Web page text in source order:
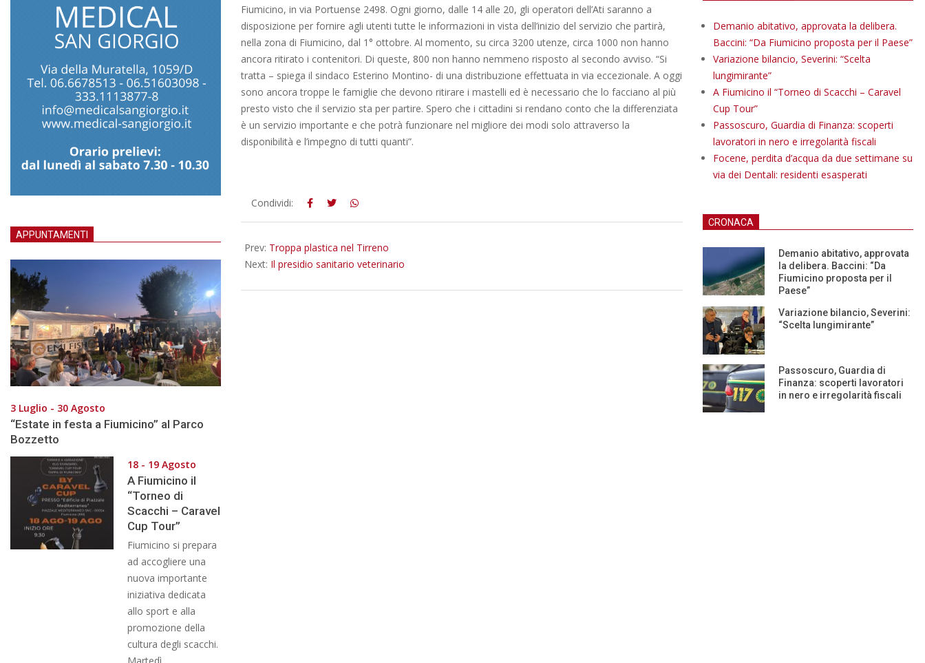
Fiumicino, in via Portuense 2498. Ogni giorno, dalle 14 alle 20, gli operatori dell’Ati saranno a
disposizione per fornire agli utenti tutte le informazioni in vista dell’inizio del servizio che partirà,
nella zona di Fiumicino, dal 1° ottobre. Al momento, su circa 3200 utenze, circa 1000 non hanno
ancora ritirato i contenitori. Di queste, 800 non hanno nemmeno risposto al secondo avviso. “Si
tratta – spiega il sindaco Esterino Montino- di una distribuzione effettuata in via eccezionale. A oggi
sono ancora troppe le famiglie che devono ritirare i mastelli ed è necessario che lo facciano al più
presto visto che il servizio sta per partire. Spero che i cittadini si rendano conto che la differenziata
è un servizio importante e che potrà funzionare nel migliore dei modi solo attraverso la
disponibilità e l’impegno di tutti quanti”.
2013-
09-
Condividi:
Prev: Troppa plastica nel Tirreno
Next: Il presidio sanitario veterinario
APPUNTAMENTI
3 Luglio - 30 Agosto
“Estate in festa a Fiumicino” al Parco
Bozzetto
18 - 19 Agosto
A Fiumicino il
“Torneo di
Scacchi – Caravel
Cup Tour”
Fiumicino si prepara
ad accogliere una
nuova importante
iniziativa dedicata
allo sport e alla
promozione della
cultura degli scacchi.
Martedì
Demanio abitativo, approvata la delibera.
Baccini: “Da Fiumicino proposta per il Paese”
Variazione bilancio, Severini: “Scelta
lungimirante”
A Fiumicino il “Torneo di Scacchi – Caravel
Cup Tour”
Passoscuro, Guardia di Finanza: scoperti
lavoratori in nero e irregolarità fiscali
Focene, perdita d’acqua da due settimane su
via dei Dentali: residenti esasperati
CRONACA
Demanio abitativo, approvata
la delibera. Baccini: “Da
Fiumicino proposta per il
Paese”
Variazione bilancio, Severini:
“Scelta lungimirante”
Passoscuro, Guardia di
Finanza: scoperti lavoratori
in nero e irregolarità fiscali